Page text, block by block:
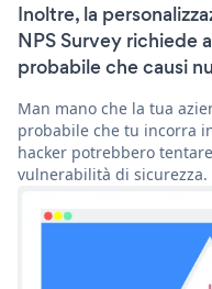
Inoltre, la
NPS Survey richiede
probabile che causi
Man mano che la tua
probabile che tu incorra
hacker potrebbero
vulnerabilità di sicurezza.